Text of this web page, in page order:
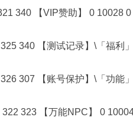
340 【VIP赞助】 0 10028 0
340 【测试记录】\「福利
307 【账号保护】\「功能
323 【万能NPC】 0